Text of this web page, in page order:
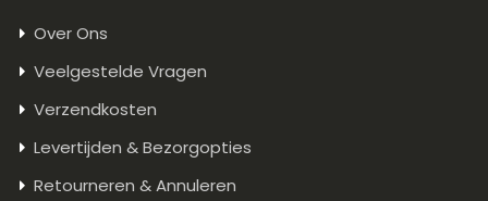
Over Ons
Veelgestelde Vragen
Verzendkosten
Levertijden & Bezorgopties
Retourneren & Annuleren